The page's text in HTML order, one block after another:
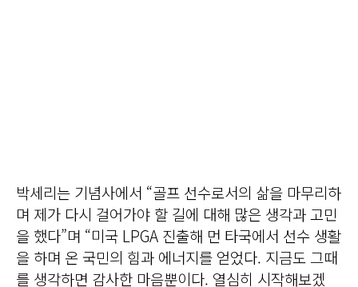
박세리는 기념사에서 “골프 선수로서의 삶을 마무리하
며 제가 다시 걸어가야 할 길에 대해 많은 생각과 고민
을 했다”며 “미국 LPGA 진출해 먼 타국에서 선수 생활
을 하며 온 국민의 힘과 에너지를 얻었다. 지금도 그때
를 생각하면 감사한 마음뿐이다. 열심히 시작해보겠